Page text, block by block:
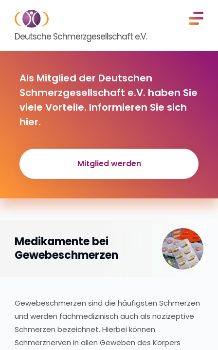
Deutsche Schmerzgesellschaft e.V.
Als Mitglied der Deutschen
Schmerzgesellschaft e.V. haben Sie
viele Vorteile. Informieren Sie sich
hier.
Mitglied werden
Medikamente bei
Gewebeschmerzen
Gewebeschmerzen sind die häufigsten Schmerzen
und werden fachmedizinisch auch als nozizeptive
Schmerzen bezeichnet. Hierbei können
Schmerznerven in allen Geweben des Körpers